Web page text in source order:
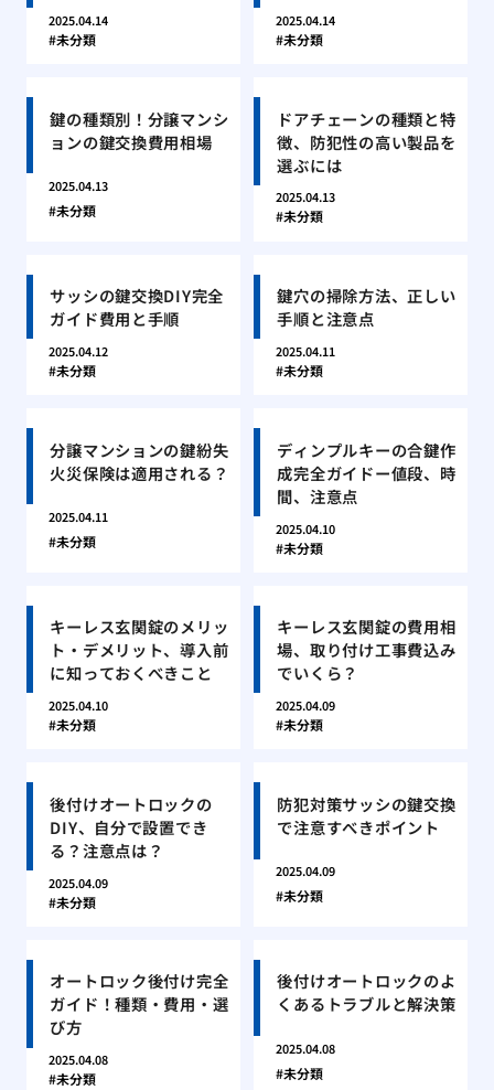
2025.04.14
未分類
2025.04.14
未分類
鍵の種類別！分譲マンシ
ョンの鍵交換費用相場
2025.04.13
未分類
ドアチェーンの種類と特
徴、防犯性の高い製品を
選ぶには
2025.04.13
未分類
サッシの鍵交換DIY完全
ガイド費用と手順
2025.04.12
未分類
鍵穴の掃除方法、正しい
手順と注意点
2025.04.11
未分類
分譲マンションの鍵紛失
火災保険は適用される？
2025.04.11
未分類
ディンプルキーの合鍵作
成完全ガイドー値段、時
間、注意点
2025.04.10
未分類
キーレス玄関錠のメリッ
ト・デメリット、導入前
に知っておくべきこと
2025.04.10
未分類
キーレス玄関錠の費用相
場、取り付け工事費込み
でいくら？
2025.04.09
未分類
後付けオートロックの
DIY、自分で設置でき
る？注意点は？
2025.04.09
未分類
防犯対策サッシの鍵交換
で注意すべきポイント
2025.04.09
未分類
オートロック後付け完全
ガイド！種類・費用・選
び方
2025.04.08
未分類
後付けオートロックのよ
くあるトラブルと解決策
2025.04.08
未分類